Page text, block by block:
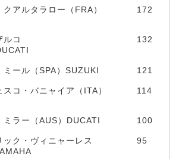
クアルタラロー（FRA）
172
ルコ
132
ミール（SPA）SUZUKI 121
スコ・バニャイア（ITA）
114
ミラー（AUS）DUCATI 100
ック・ヴィニャーレス
95